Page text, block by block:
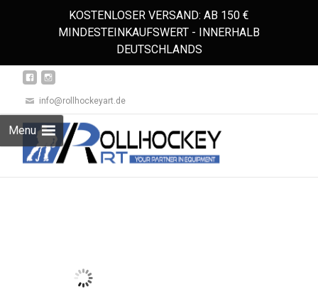
KOSTENLOSER VERSAND: AB 150 €
MINDESTEINKAUFSWERT - INNERHALB
DEUTSCHLANDS
info@rollhockeyart.de
Menu